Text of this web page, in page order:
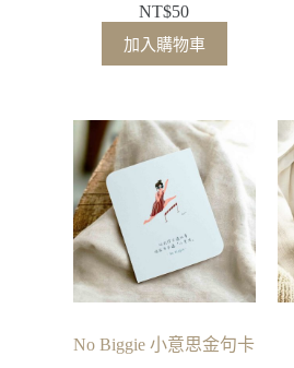
NT$50
加入購物車
No Biggie 小意思金句卡